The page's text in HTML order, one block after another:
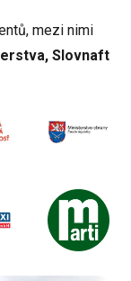
mezi nimi
Slovnaft